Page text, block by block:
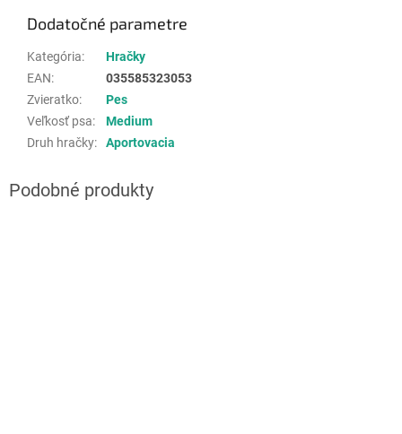
Dodatočné parametre
Kategória:
Hračky
EAN:
035585323053
Zvieratko:
Pes
Veľkosť psa:
Medium
Druh hračky: Aportovacia